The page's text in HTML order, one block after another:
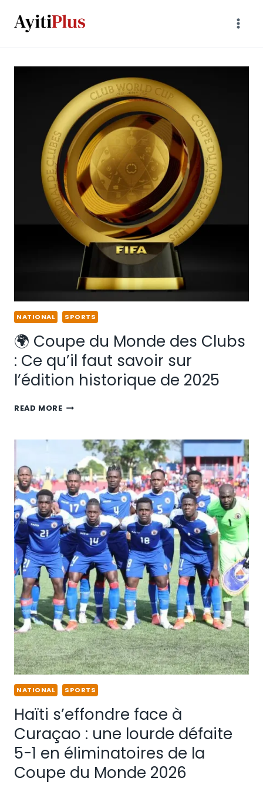
NATIONAL SPORTS
🌍 Coupe du Monde des Clubs
: Ce qu’il faut savoir sur
l’édition historique de 2025
READ MORE
NATIONAL SPORTS
Haïti s’effondre face à
Curaçao : une lourde défaite
5-1 en éliminatoires de la
Coupe du Monde 2026